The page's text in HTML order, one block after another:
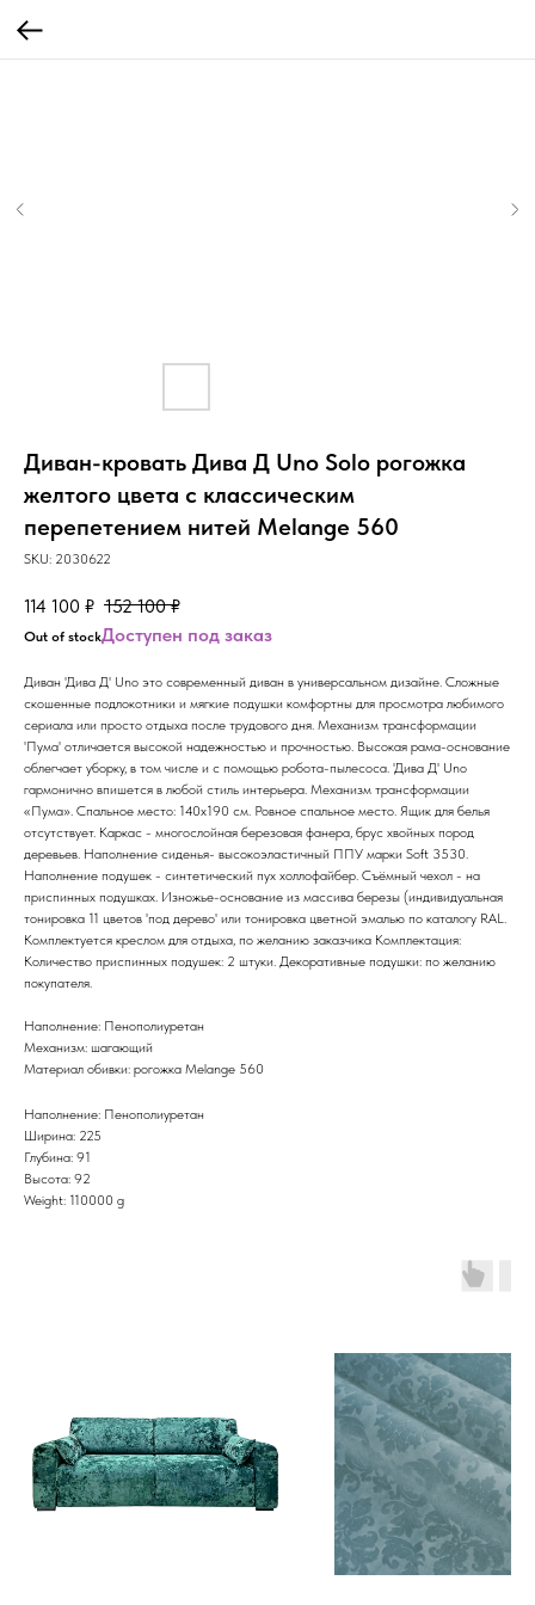
Диван-кровать Дива Д Uno Solo рогожка
желтого цвета с классическим
перепетением нитей Melange 560
SKU: 2030622
114 100 ₽ 152 100 ₽
Out of stock
Диван 'Дива Д' Uno это современный диван в универсальном дизайне. Сложные
скошенные подлокотники и мягкие подушки комфортны для просмотра любимого
сериала или просто отдыха после трудового дня. Механизм трансформации
'Пума' отличается высокой надежностью и прочностью. Высокая рама-основание
облегчает уборку, в том числе и с помощью робота-пылесоса. 'Дива Д' Uno
гармонично впишется в любой стиль интерьера. Механизм трансформации
«Пума». Спальное место: 140х190 см. Ровное спальное место. Ящик для белья
отсутствует. Каркас - многослойная березовая фанера, брус хвойных пород
деревьев. Наполнение сиденья- высокоэластичный ППУ марки Soft 3530.
Наполнение подушек - синтетический пух холлофайбер. Съёмный чехол - на
приспинных подушках. Изножье-основание из массива березы (индивидуальная
тонировка 11 цветов 'под дерево' или тонировка цветной эмалью по каталогу RAL.
Комплектуется креслом для отдыха, по желанию заказчика Комплектация:
Количество приспинных подушек: 2 штуки. Декоративные подушки: по желанию
покупателя.
Наполнение: Пенополиуретан
Механизм: шагающий
Материал обивки: рогожка Melange 560
Наполнение: Пенополиуретан
Ширина: 225
Глубина: 91
Высота: 92
Weight: 110000 g